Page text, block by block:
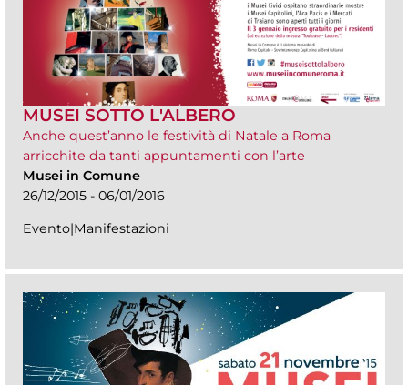
MUSEI SOTTO L'ALBERO
Anche quest’anno le festività di Natale a Roma
arricchite da tanti appuntamenti con l’arte
Musei in Comune
26/12/2015 - 06/01/2016
Evento|Manifestazioni